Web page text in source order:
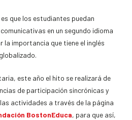
que los estudiantes puedan
en un segundo idioma
la importancia que tiene el inglés
este año el hito se realizará de
de participación sincrónicas y
actividades a través de la página
BostonEduca, para que así,